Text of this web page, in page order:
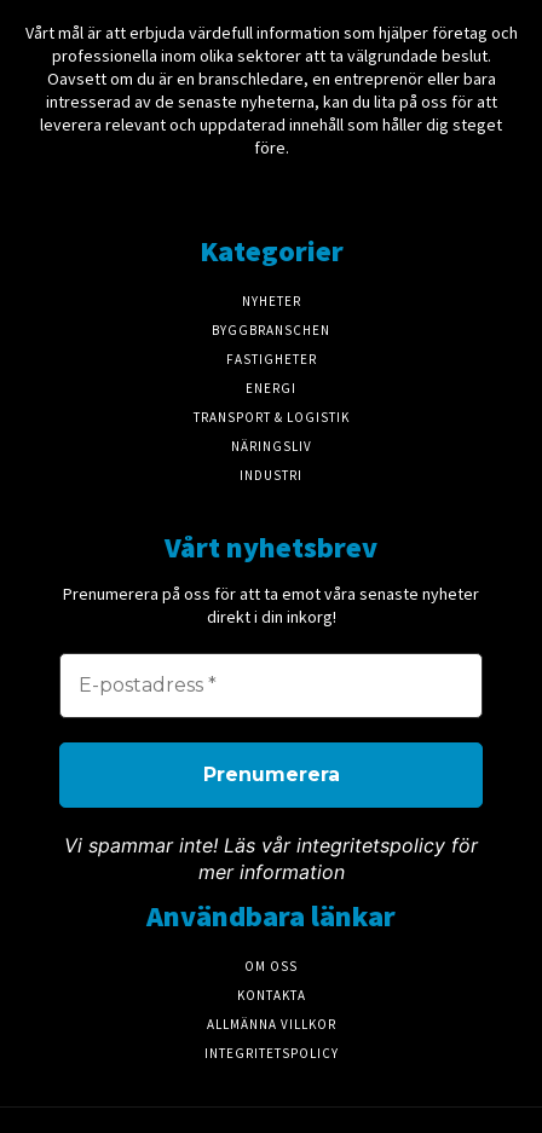
Vårt mål är att erbjuda värdefull information som hjälper företag och
professionella inom olika sektorer att ta välgrundade beslut.
Oavsett om du är en branschledare, en entreprenör eller bara
intresserad av de senaste nyheterna, kan du lita på oss för att
leverera relevant och uppdaterad innehåll som håller dig steget
före.
Kategorier
NYHETER
BYGGBRANSCHEN
FASTIGHETER
ENERGI
TRANSPORT & LOGISTIK
NÄRINGSLIV
INDUSTRI
Vårt nyhetsbrev
Prenumerera på oss för att ta emot våra senaste nyheter
direkt i din inkorg!
Vi spammar inte! Läs vår integritetspolicy för
mer information
Användbara länkar
OM OSS
KONTAKTA
ALLMÄNNA VILLKOR
INTEGRITETSPOLICY